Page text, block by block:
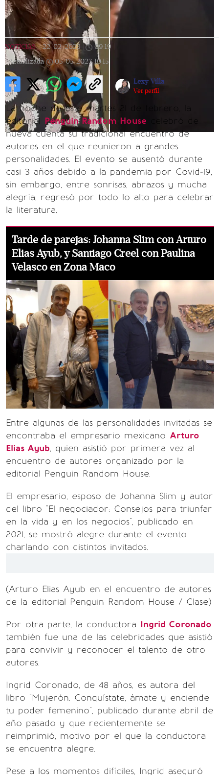
NOTICIAS | 22/02/2023 09:19
Actualizada
05/05/2023 10:15
Lexy Villa
Ver perfil
La noche de este martes 21 de febrero, la
editorial Penguin Random House celebró de
nueva cuenta su tradicional encuentro de
autores en el que reunieron a grandes
personalidades. El evento se ausentó durante
casi 3 años debido a la pandemia por Covid-19,
sin embargo, entre sonrisas, abrazos y mucha
alegría, regresó por todo lo alto para celebrar
la literatura.
Tarde de parejas: Johanna Slim con Arturo
Elias Ayub, y Santiago Creel con Paulina
Velasco en Zona Maco
Entre algunas de las personalidades invitadas se
encontraba el empresario mexicano Arturo
Elias Ayub, quien asistió por primera vez al
encuentro de autores organizado por la
editorial Penguin Random House.
El empresario, esposo de Johanna Slim y autor
del libro "El negociador: Consejos para triunfar
en la vida y en los negocios", publicado en
2021, se mostró alegre durante el evento
charlando con distintos invitados.
(Arturo Elias Ayub en el encuentro de autores
de la editorial Penguin Random House / Clase)
Por otra parte, la conductora Ingrid Coronado
también fue una de las celebridades que asistió
para convivir y reconocer el talento de otro
autores.
Ingrid Coronado, de 48 años, es autora del
libro "Mujerón. Conquístate, ámate y enciende
tu poder femenino", publicado durante abril de
año pasado y que recientemente se
reimprimió, motivo por el que la conductora
se encuentra alegre.
Pese a los momentos difíciles, Ingrid aseguró